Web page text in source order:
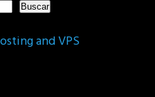
Buscar